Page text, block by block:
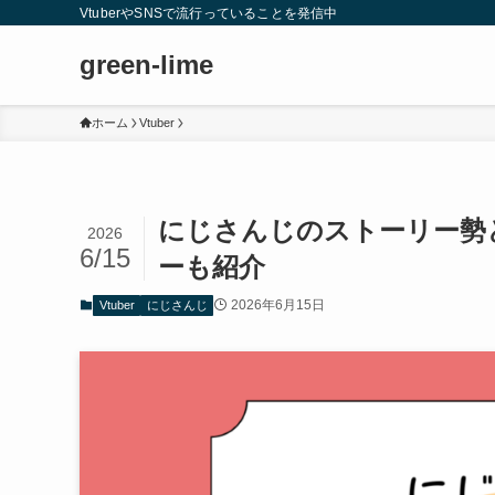
VtuberやSNSで流行っていることを発信中
green-lime
ホーム Vtuber
にじさんじのストーリー
ーも紹介
2026
6/15
Vtuber にじさんじ 2026年6月15日